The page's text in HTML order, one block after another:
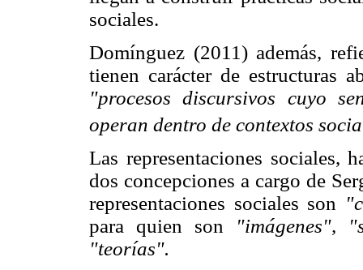
sociales.
Domínguez (2011) además,
tienen carácter de estructuras
"procesos discursivos cuyo
operan dentro de contextos
Las representaciones sociales,
dos concepciones a cargo de
representaciones sociales son
para quien son
"imágenes",
"teorías".